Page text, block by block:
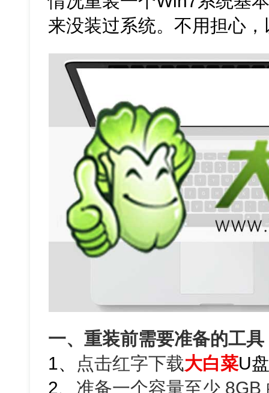
来没装过系统。不用担心
一、重装前需要准备的工具
1、
点击红字下载大白菜U
2、 准备一个容量至少 8GB